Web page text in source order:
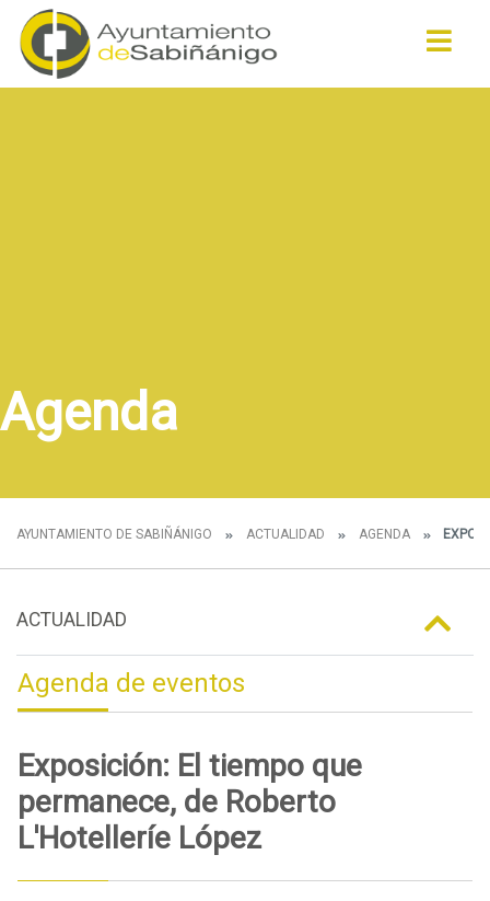
Agenda
AYUNTAMIENTO DE SABIÑÁNIGO ACTUALIDAD AGENDA
ACTUALIDAD
Agenda de eventos
Exposición: El tiempo que
permanece, de Roberto
L'Hotelleríe López